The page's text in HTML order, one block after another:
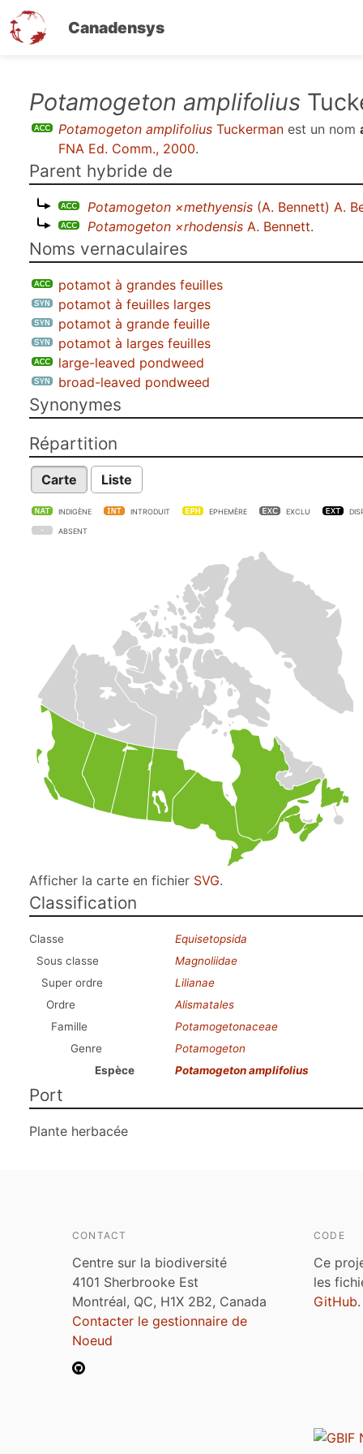
Canadensys
contenu
Potamogeton amplifolius
Potamogeton amplifolius Tuckerman est un nom
FNA Ed. Comm., 2000.
Parent hybride de
Potamogeton ×methyensis (A. Bennett) A.
Potamogeton ×rhodensis A. Bennett.
Noms vernaculaires
potamot à grandes feuilles
potamot à feuilles larges
potamot à grande feuille
potamot à larges feuilles
large-leaved pondweed
broad-leaved pondweed
Synonymes
Répartition
Carte Liste
INDIGÈNE INTRODUIT EPHEMÈRE EXCLU
ABSENT
Afficher la carte en fichier SVG.
Classification
Classe
Equisetopsida
Sous classe
Magnoliidae
Super ordre
Lilianae
Ordre
Alismatales
Famille
Potamogetonaceae
Genre
Potamogeton
Espèce
Potamogeton amplifolius
Port
Plante herbacée
CONTACT
Centre sur la biodiversité
4101 Sherbrooke Est
Montréal, QC, H1X 2B2, Canada
Contacter le gestionnaire de
Noeud
CODE
Ce
les
GitHub.